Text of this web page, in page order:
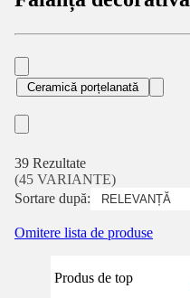
Ceramică porțelanată
39 Rezultate
(45 VARIANTE)
Sortare după:
Omitere lista de produse
Produs de top